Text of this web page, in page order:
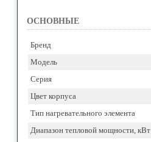
ОСНОВНЫЕ
Бренд
Модель
Серия
Цвет корпуса
Тип нагревательного элемента
Диапазон тепловой мощности, кВт